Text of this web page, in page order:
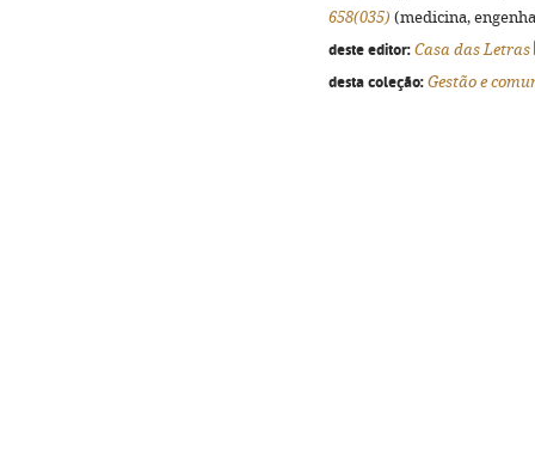
658(035) (medicina,
deste editor: Casa das Letras
desta coleção: Gestão e